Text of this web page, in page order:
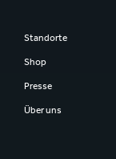
Standorte
Shop
Presse
Über uns